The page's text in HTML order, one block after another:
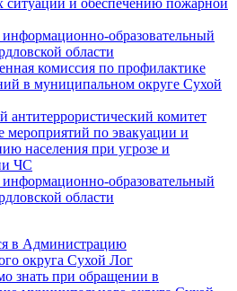
образовательный
области
комиссия по профилактике
в муниципальном округе Сухой
антитеррористический комитет
мероприятий по эвакуации и
населения при угрозе и
ЧС
образовательный
области
в Администрацию
округа Сухой Лог
знать при обращении в